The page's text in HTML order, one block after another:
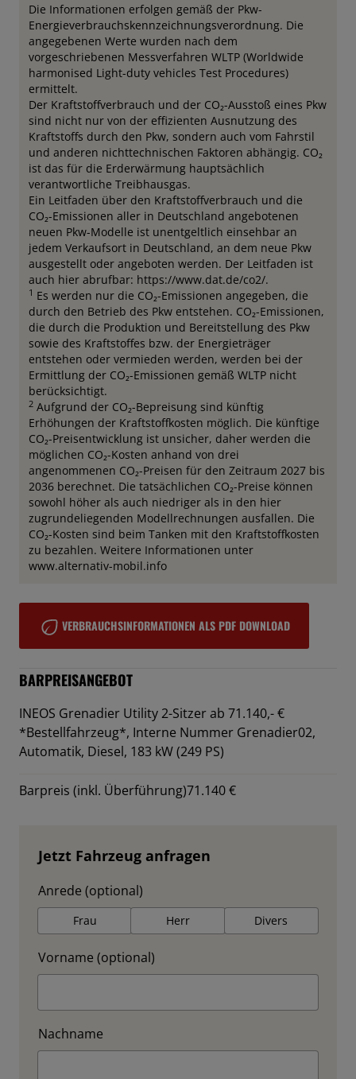
Die Informationen erfolgen gemäß der Pkw-
Energieverbrauchskennzeichnungsverordnung. Die
angegebenen Werte wurden nach dem
vorgeschriebenen Messverfahren WLTP (Worldwide
harmonised Light-duty vehicles Test Procedures)
ermittelt.
Der Kraftstoffverbrauch und der CO₂-Ausstoß eines Pkw
sind nicht nur von der effizienten Ausnutzung des
Kraftstoffs durch den Pkw, sondern auch vom Fahrstil
und anderen nichttechnischen Faktoren abhängig. CO₂
ist das für die Erderwärmung hauptsächlich
verantwortliche Treibhausgas.
Ein Leitfaden über den Kraftstoffverbrauch und die
CO₂-Emissionen aller in Deutschland angebotenen
neuen Pkw-Modelle ist unentgeltlich einsehbar an
jedem Verkaufsort in Deutschland, an dem neue Pkw
ausgestellt oder angeboten werden. Der Leitfaden ist
auch hier abrufbar: https://www.dat.de/co2/.
1 Es werden nur die CO₂-Emissionen angegeben, die
durch den Betrieb des Pkw entstehen. CO₂-Emissionen,
die durch die Produktion und Bereitstellung des Pkw
sowie des Kraftstoffes bzw. der Energieträger
entstehen oder vermieden werden, werden bei der
Ermittlung der CO₂-Emissionen gemäß WLTP nicht
berücksichtigt.
2 Aufgrund der CO₂-Bepreisung sind künftig
Erhöhungen der Kraftstoffkosten möglich. Die künftige
CO₂-Preisentwicklung ist unsicher, daher werden die
möglichen CO₂-Kosten anhand von drei
angenommenen CO₂-Preisen für den Zeitraum 2027 bis
2036 berechnet. Die tatsächlichen CO₂-Preise können
sowohl höher als auch niedriger als in den hier
zugrundeliegenden Modellrechnungen ausfallen. Die
CO₂-Kosten sind beim Tanken mit den Kraftstoffkosten
zu bezahlen. Weitere Informationen unter
www.alternativ-mobil.info
VERBRAUCHSINFORMATIONEN ALS PDF DOWNLOAD
BARPREISANGEBOT
INEOS Grenadier Utility 2-Sitzer ab 71.140,- €
*Bestellfahrzeug*, Interne Nummer Grenadier02,
Automatik, Diesel, 183 kW (249 PS)
Barpreis (inkl. Überführung)71.140 €
Jetzt Fahrzeug anfragen
Anrede (optional)
Frau Herr Divers
Vorname (optional)
Nachname